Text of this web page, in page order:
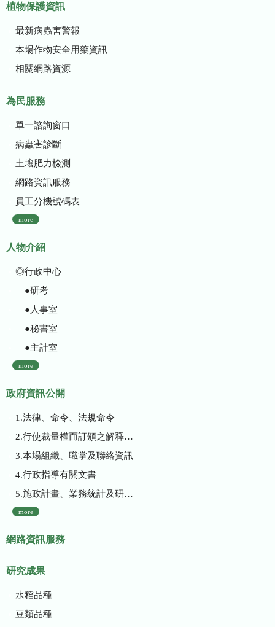
植物保護資訊
最新病蟲害警報
本場作物安全用藥資訊
相關網路資源
為民服務
單一諮詢窗口
病蟲害診斷
土壤肥力檢測
網路資訊服務
員工分機號碼表
more
人物介紹
◎行政中心
●研考
●人事室
●秘書室
●主計室
more
政府資訊公開
1.法律、命令、法規命令
2.行使裁量權而訂頒之解釋性規定及裁量基準
3.本場組織、職掌及聯絡資訊
4.行政指導有關文書
5.施政計畫、業務統計及研究報告
more
網路資訊服務
研究成果
水稻品種
豆類品種